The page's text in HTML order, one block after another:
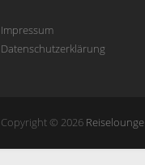
Impressum
Datenschutzerklärung
Copyright © 2026 Reiselounge